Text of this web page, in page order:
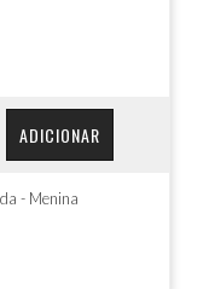
ADICIONAR
- Menina